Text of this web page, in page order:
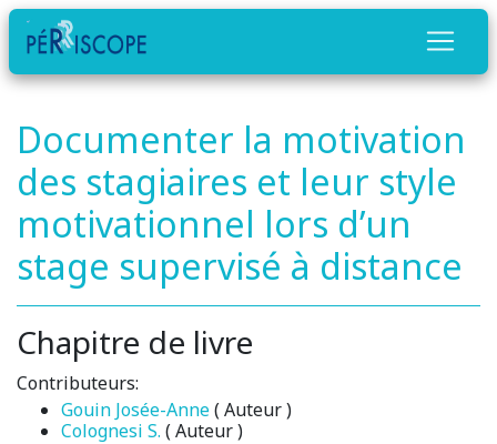
Documenter la motivation
des stagiaires et leur style
motivationnel lors d’un
stage supervisé à distance
Chapitre de livre
Contributeurs:
Gouin Josée-Anne( Auteur )
Colognesi S. ( Auteur )